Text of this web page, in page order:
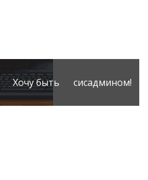
Хочу быть сисадмином!